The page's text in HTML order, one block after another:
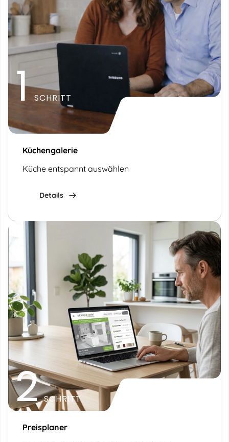
1 SCHRITT
Küchengalerie
Küche entspannt auswählen
Details
2 SCHRITT
Preisplaner